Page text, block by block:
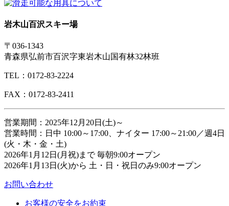
岩木山百沢スキー場
〒036-1343
青森県弘前市百沢字東岩木山国有林32林班
TEL：0172-83-2224
FAX：0172-83-2411
営業期間：2025年12月20日(土)～
営業時間：日中 10:00～17:00、ナイター 17:00～21:00／週4日
(火・木・金・土)
2026年1月12日(月祝)まで 毎朝9:00オープン
2026年1月13日(火)から 土・日・祝日のみ9:00オープン
お問い合わせ
お客様の安全をお約束